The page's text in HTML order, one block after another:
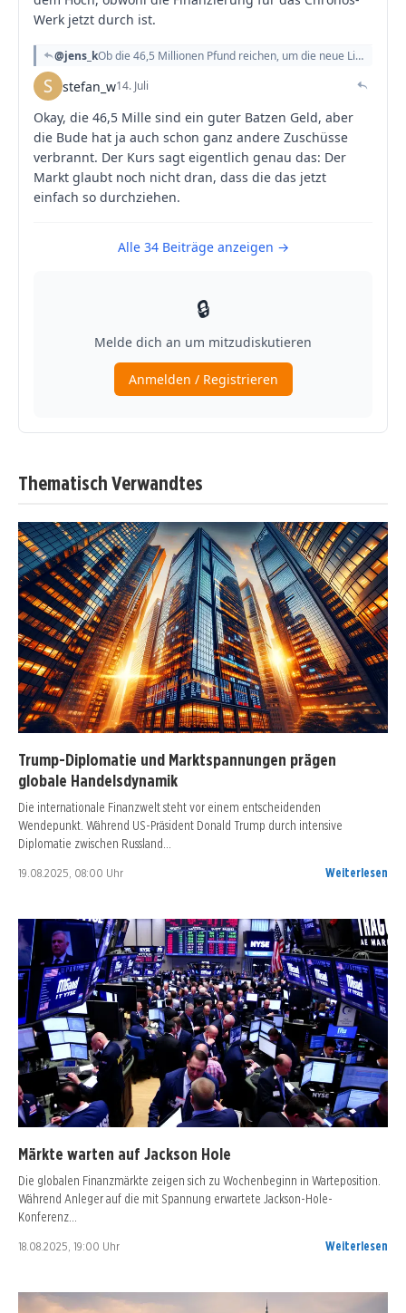
Thematisch Verwandtes
Trump-Diplomatie und Marktspannungen prägen
globale Handelsdynamik
Die internationale Finanzwelt steht vor einem entscheidenden
Wendepunkt. Während US-Präsident Donald Trump durch intensive
Diplomatie zwischen Russland…
19.08.2025, 08:00 Uhr Weiterlesen
Märkte warten auf Jackson Hole
Die globalen Finanzmärkte zeigen sich zu Wochenbeginn in Warteposition.
Während Anleger auf die mit Spannung erwartete Jackson-Hole-
Konferenz…
18.08.2025, 19:00 Uhr Weiterlesen